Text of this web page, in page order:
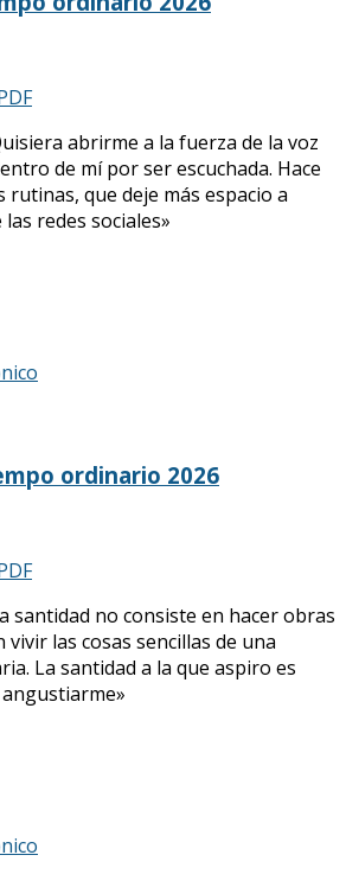
abrirme a la fuerza de la voz
de mí por ser escuchada. Hace
rutinas, que deje más espacio a
redes sociales»
ordinario 2026
santidad no consiste en hacer obras
las cosas sencillas de una
La santidad a la que aspiro es